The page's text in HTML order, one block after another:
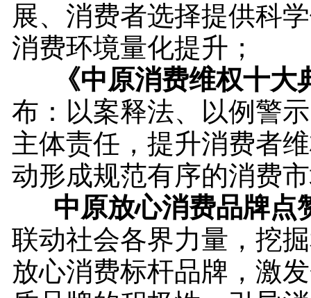
展、消费者选择提供科
消费环境量化提升；
《中原消费维权十大
布：以案释法、以例警
主体责任，提升消费者
动形成规范有序的消费
中原放心消费品牌点
联动社会各界力量，挖
放心消费标杆品牌，激